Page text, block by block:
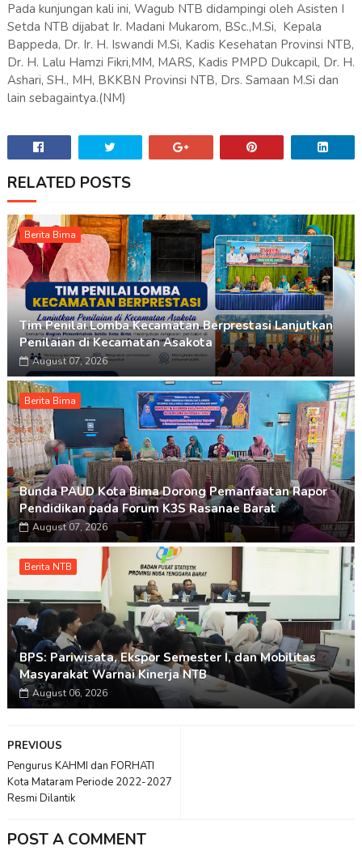
Pada kunjungan kali ini, Wagub NTB didampingi oleh Asisten I
Setda NTB dijabat Ir. Madani Mukarom, BSc.,M.Si, Kepala
Bappeda, Dr. Ir. H. Iswandi M.Si, Kadis Kesehatan Provinsi NTB,
Dr. H. Lalu Hamzi Fikri,MM, MARS, Kadis PMPD Dukcapil, Dr. H.
Ashari, SH., MH, BKKBN Provinsi NTB, Drs. Samaan M.Si dan
lain sebagaintya.(NM)
RELATED POSTS
Berita Bima
Tim Penilai Lomba Kecamatan Berprestasi Lanjutkan
Penilaian di Kecamatan Asakota
August 07, 2026
Berita Bima
Bunda PAUD Kota Bima Dorong Pemanfaatan Rapor
Pendidikan pada Forum K3S Rasanae Barat
August 07, 2026
Berita NTB
BPS: Pariwisata, Ekspor Semester I, dan Mobilitas
Masyarakat Warnai Kinerja NTB
August 06, 2026
PREVIOUS
Pengurus KAHMI dan FORHATI
Kota Mataram Periode 2022-2027
Resmi Dilantik
POST A COMMENT